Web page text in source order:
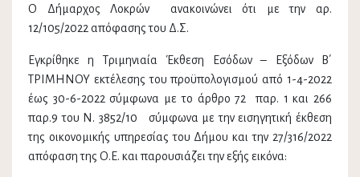
Ο Δήμαρχος Λοκρών ανακοινώνει ότι με την αρ.
12/105/2022 απόφασης του Δ.Σ.
Εγκρίθηκε η Τριμηνιαία Έκθεση Εσόδων – Εξόδων Β΄
ΤΡΙΜΗΝΟΥ εκτέλεσης του προϋπολογισμού από 1-4-2022
έως 30-6-2022 σύμφωνα με το άρθρο 72 παρ. 1 και 266
παρ.9 του Ν. 3852/10 σύμφωνα με την εισηγητική έκθεση
της οικονομικής υπηρεσίας του Δήμου και την 27/316/2022
απόφαση της Ο.Ε. και παρουσιάζει την εξής εικόνα: